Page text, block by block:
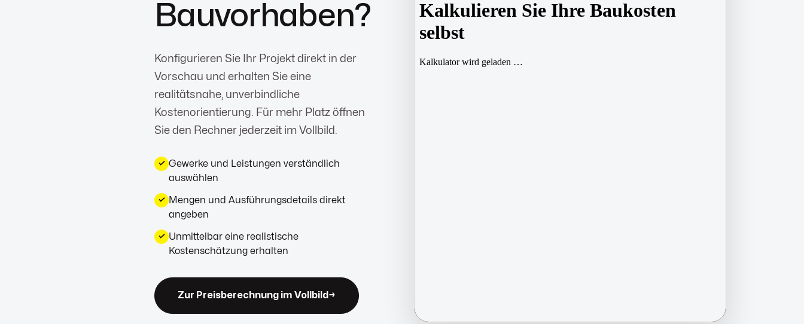
Bauvorhaben?
Konfigurieren Sie Ihr Projekt direkt in der
Vorschau und erhalten Sie eine
realitätsnahe, unverbindliche
Kostenorientierung. Für mehr Platz öffnen
Sie den Rechner jederzeit im Vollbild.
✓ Gewerke und Leistungen verständlich
auswählen
✓
Mengen und Ausführungsdetails direkt
angeben
✓ Unmittelbar eine realistische
Kostenschätzung erhalten
Zur Preisberechnung im Vollbild →